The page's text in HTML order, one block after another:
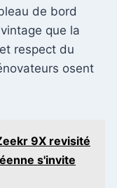
de bord
que la
respect du
osent
9X revisité
s'invite